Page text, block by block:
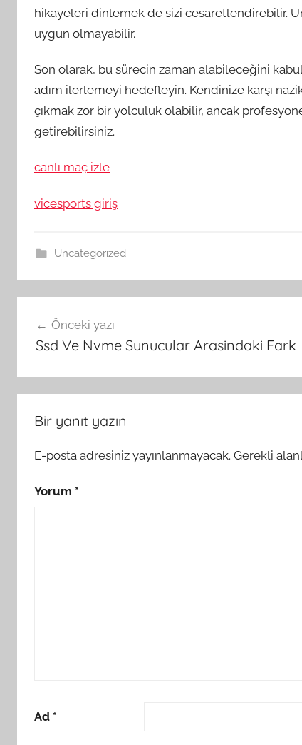
hikayeleri dinlemek de sizi cesaretlendirebilir.
uygun olmayabilir.
Son olarak, bu sürecin zaman alabileceğini
adım ilerlemeyi hedefleyin. Kendinize karşı
çıkmak zor bir yolculuk olabilir, ancak
getirebilirsiniz.
canlı maç izle
vicesports giriş
Uncategorized
gezinmesi
Önceki yazı
Ssd Ve Nvme Sunucular Arasindaki Fark
Bir yanıt yazın
E-posta adresiniz yayınlanmayacak. Gerekli
Yorum *
Ad *